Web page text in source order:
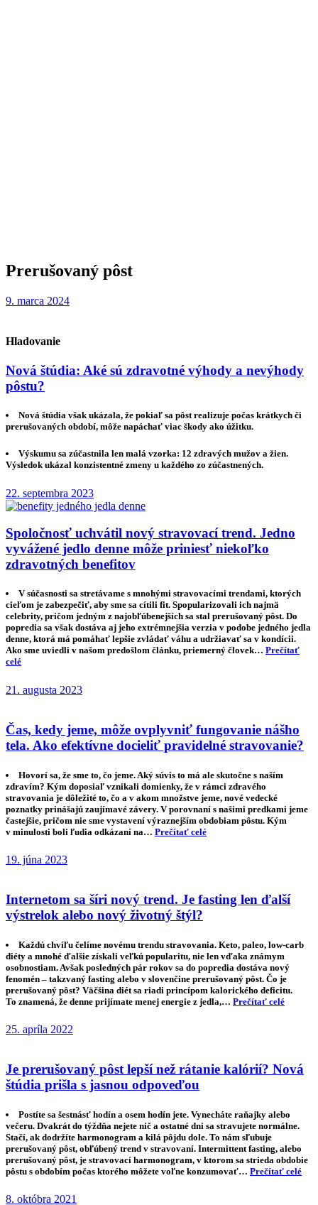
Prerušovaný pôst
9. marca 2024
Hladovanie
Nová štúdia: Aké sú zdravotné výhody a nevýhody
pôstu?
Nová štúdia však ukázala, že pokiaľ sa pôst realizuje počas krátkych či
prerušovaných období, môže napáchať viac škody ako úžitku.
Výskumu sa zúčastnila len malá vzorka: 12 zdravých mužov a žien.
Výsledok ukázal konzistentné zmeny u každého zo zúčastnených.
22. septembra 2023
Spoločnosť uchvátil nový stravovací trend. Jedno
vyvážené jedlo denne môže priniesť niekoľko
zdravotných benefitov
V súčasnosti sa stretávame s mnohými stravovacími trendami, ktorých
cieľom je zabezpečiť, aby sme sa cítili fit. Spopularizovali ich najmä
celebrity, pričom jedným z najobľúbenejších sa stal prerušovaný pôst. Do
popredia sa však dostáva aj jeho extrémnejšia verzia v podobe jedného jedla
denne, ktorá má pomáhať lepšie zvládať váhu a udržiavať sa v kondícii.
Ako sme uviedli v našom predošlom článku, priemerný človek… Prečítať
celé
21. augusta 2023
Čas, kedy jeme, môže ovplyvniť fungovanie nášho
tela. Ako efektívne docieliť pravidelné stravovanie?
Hovorí sa, že sme to, čo jeme. Aký súvis to má ale skutočne s naším
zdravím? Kým doposiaľ vznikali domienky, že v rámci zdravého
stravovania je dôležité to, čo a v akom množstve jeme, nové vedecké
poznatky prinášajú zaujímavé závery. V porovnaní s našimi predkami jeme
častejšie, pričom nie sme vystavení výraznejším obdobiam pôstu. Kým
v minulosti boli ľudia odkázaní na… Prečítať celé
19. júna 2023
Internetom sa šíri nový trend. Je fasting len ​​ďalší
výstrelok alebo nový životný štýl?
Každú chvíľu čelíme novému trendu stravovania. Keto, paleo, low-carb
diéty a mnohé ďalšie získali veľkú popularitu, nie len vďaka známym
osobnostiam. Avšak posledných pár rokov sa do popredia dostáva nový
fenomén – takzvaný fasting alebo v slovenčine prerušovaný pôst. Čo je
prerušovaný pôst? Väčšina diét sa riadi princípom kalorického deficitu.
To znamená, že denne prijímate menej energie z jedla,… Prečítať celé
25. apríla 2022
Je prerušovaný pôst lepší než rátanie kalórií? Nová
štúdia prišla s jasnou odpoveďou
Postíte sa šestnásť hodín a osem hodín jete. Vynecháte raňajky alebo
večeru. Dvakrát do týždňa nejete nič a ostatné dni sa stravujete normálne.
Stačí, ak dodržíte harmonogram a kilá pôjdu dole. To nám sľubuje
prerušovaný pôst, obľúbený trend v stravovaní. Intermittent fasting, alebo
prerušovaný pôst, je stravovací harmonogram, v ktorom sa strieda obdobie
pôstu s obdobím počas ktorého môžete voľne konzumovať… Prečítať celé
8. októbra 2021